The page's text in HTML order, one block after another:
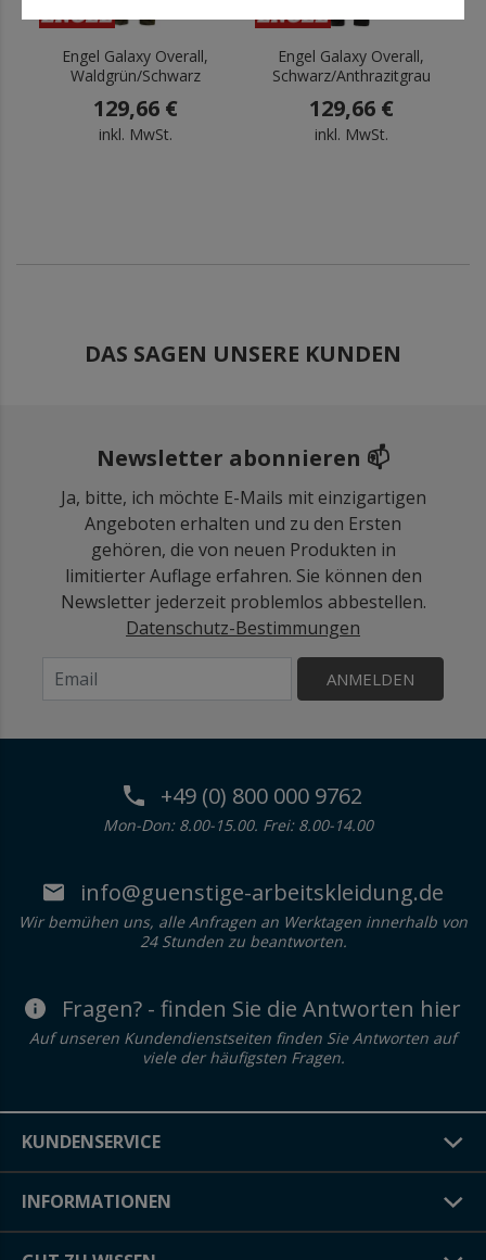
Engel Galaxy Overall,
Waldgrün/Schwarz
129,66 €
inkl. MwSt.
Engel Galaxy Overall,
Schwarz/Anthrazitgrau
129,66 €
inkl. MwSt.
DAS SAGEN UNSERE KUNDEN
Newsletter abonnieren 📫
Ja, bitte, ich möchte E-Mails mit einzigartigen
Angeboten erhalten und zu den Ersten
gehören, die von neuen Produkten in
limitierter Auflage erfahren. Sie können den
Newsletter jederzeit problemlos abbestellen.
Datenschutz-Bestimmungen
ANMELDEN
+49 (0) 800 000 9762
Mon-Don: 8.00-15.00. Frei: 8.00-14.00
info@guenstige-arbeitskleidung.de
Wir bemühen uns, alle Anfragen an Werktagen innerhalb von
24 Stunden zu beantworten.
Fragen? - finden Sie die Antworten hier
Auf unseren Kundendienstseiten finden Sie Antworten auf
viele der häufigsten Fragen.
KUNDENSERVICE
INFORMATIONEN